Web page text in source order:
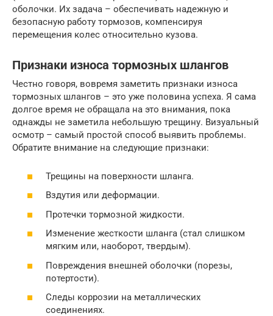
оболочки. Их задача – обеспечивать надежную и
безопасную работу тормозов, компенсируя
перемещения колес относительно кузова.
Признаки износа тормозных шлангов
Честно говоря, вовремя заметить признаки износа
тормозных шлангов – это уже половина успеха. Я сама
долгое время не обращала на это внимания, пока
однажды не заметила небольшую трещину. Визуальный
осмотр – самый простой способ выявить проблемы.
Обратите внимание на следующие признаки:
Трещины на поверхности шланга.
Вздутия или деформации.
Протечки тормозной жидкости.
Изменение жесткости шланга (стал слишком
мягким или, наоборот, твердым).
Повреждения внешней оболочки (порезы,
потертости).
Следы коррозии на металлических
соединениях.